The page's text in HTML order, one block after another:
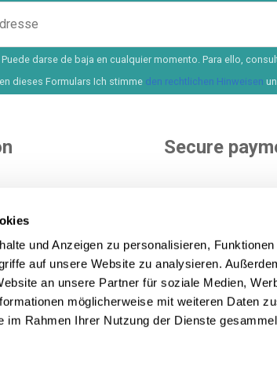
und Anzeigen zu personalisieren,
auf unsere Website zu analysieren.
an unsere Partner für soziale Medien,
möglicherweise mit weiteren Daten
im Rahmen Ihrer Nutzung der Dienste
Puede darse de baja en cualquier momento. Para ello,
dieses Formulars Ich stimme den rechtlichen Hinweisen
Secure
You choose how to
options to pay and
purchase.
See all
Projects S.L. © Urheberrecht © 2012-2026.